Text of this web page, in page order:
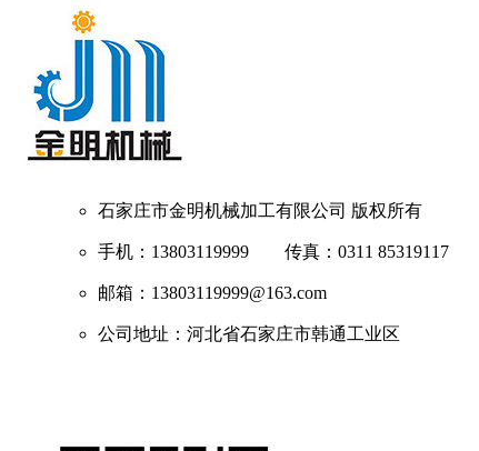
石家庄市金明机械加工有限公司 版权所有
手机：13803119999 传真：0311 85319117
邮箱：13803119999@163.com
公司地址：河北省石家庄市韩通工业区